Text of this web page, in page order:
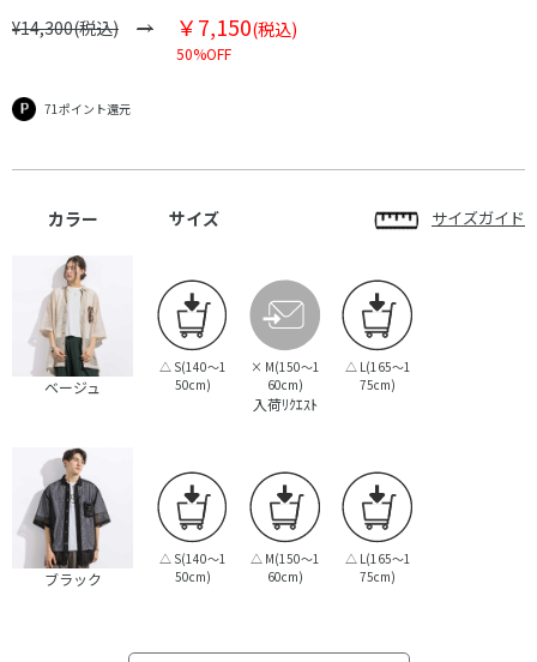
¥14,300(税込) ￥7,150(税込)
50%OFF
71ポイント還元
カラー サイズ サイズガイド
ベージュ
△ S(140～1
50cm)
× M(150～1
60cm)
入荷ﾘｸｴｽﾄ
△ L(165～1
75cm)
ブラック
△ S(140～1
50cm)
△ M(150～1
60cm)
△ L(165～1
75cm)